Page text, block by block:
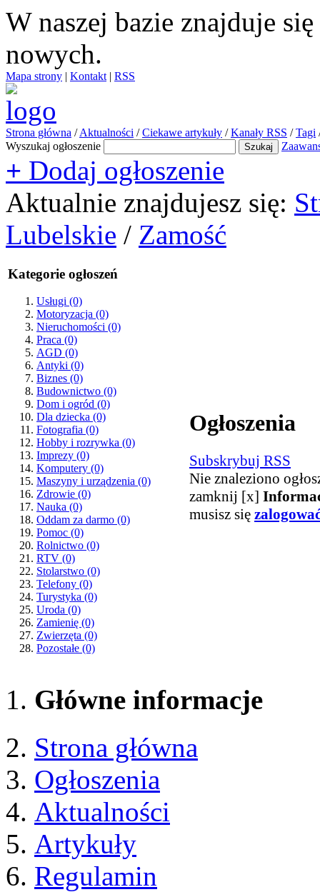
W naszej bazie znajduje się
nowych.
Mapa strony | Kontakt | RSS
Strona główna / Aktualności / Ciekawe artykuły / Kanały RSS / Tagi
Wyszukaj ogłoszenie
+ Dodaj ogłoszenie
Aktualnie znajdujesz się:
Lubelskie / Zamość
Kategorie ogłoszeń
Usługi (0)
Motoryzacja (0)
Nieruchomości (0)
Praca (0)
AGD (0)
Antyki (0)
Biznes (0)
Budownictwo (0)
Dom i ogród (0)
Dla dziecka (0)
Fotografia (0)
Hobby i rozrywka (0)
Imprezy (0)
Komputery (0)
Maszyny i urządzenia (0)
Zdrowie (0)
Nauka (0)
Oddam za darmo (0)
Pomoc (0)
Rolnictwo (0)
RTV (0)
Stolarstwo (0)
Telefony (0)
Turystyka (0)
Uroda (0)
Zamienię (0)
Zwierzęta (0)
Pozostałe (0)
Ogłoszenia
Subskrybuj RSS
Nie znaleziono
zamknij [x]
musisz się
Główne informacje
Strona główna
Ogłoszenia
Aktualności
Artykuły
Regulamin